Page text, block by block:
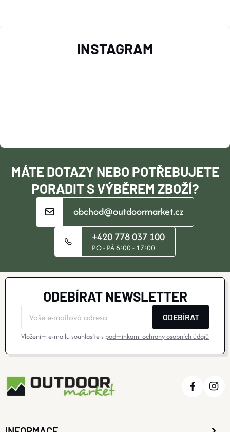
T
MÁTE DOTAZY NEBO POTŘEBUJETE
PORADIT S VÝBĚREM ZBOŽÍ?
obchod@outdoormarket.cz
+420 778 037 100
PO - PÁ 8:00 - 17:00
INSTAGRAM
ODEBÍRAT NEWSLETTER
ODEBÍRAT
Vložením e-mailu souhlasíte s podmínkami ochrany osobních údajů